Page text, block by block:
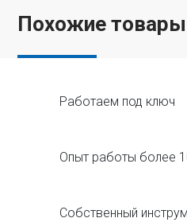
Похожие товары
Работаем под ключ
Опыт работы более
Собственный